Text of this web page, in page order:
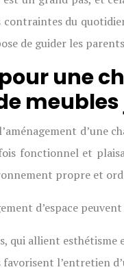
du
de guider les
une
fonctionnel et
propre et
d’espace
qui allient esthétisme
favorisent l’entretien